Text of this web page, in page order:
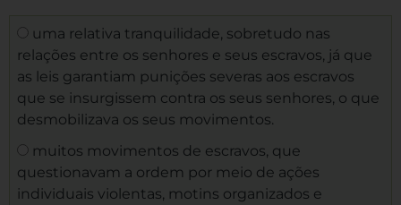
uma relativa tranquilidade, sobretudo nas
relações entre os senhores e seus escravos, já que
as leis garantiam punições severas aos escravos
que se insurgissem contra os seus senhores, o que
desmobilizava os seus movimentos.
muitos movimentos de escravos, que
questionavam a ordem por meio de ações
individuais violentas, motins organizados e